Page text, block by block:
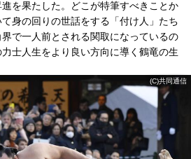
を果たした。どこが特筆すべきことか
身の回りの世話をする「付け人」たち
で一人前とされる関取になっているの
士人生をより良い方向に導く鶴竜の生
(C)共同通信